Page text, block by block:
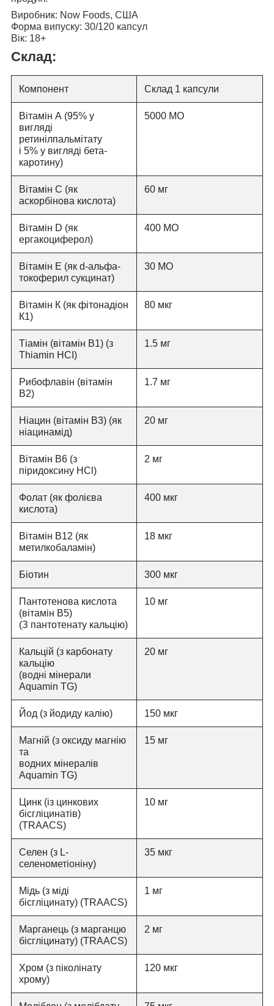
Виробник: Now Foods, США
Форма випуску: 30/120 капсул
Вік: 18+
Склад:
Компонент Склад 1 капсули
Вітамін А (95% у
вигляді
ретинілпальмітату
і 5% у вигляді бета-
каротину)
5000 МО
Вітамін С (як
аскорбінова кислота)
60 мг
Вітамін D (як
ергакоциферол)
400 МО
Вітамін Е (як d-альфа-
токоферил сукцинат)
30 МО
Вітамін К (як фітонадіон
К1)
80 мкг
Тіамін (вітамін B1) (з
Thiamin HCI)
1.5 мг
Рибофлавін (вітамін
B2)
1.7 мг
Ніацин (вітамін B3) (як
ніацинамід)
20 мг
Вітамін B6 (з
піридоксину HCl)
2 мг
Фолат (як фолієва
кислота)
400 мкг
Вітамін В12 (як
метилкобаламін)
18 мкг
Біотин 300 мкг
Пантотенова кислота
(вітамін B5)
(З пантотенату кальцію)
10 мг
Кальцій (з карбонату
кальцію
(водні мінерали
Aquamin TG)
20 мг
Йод (з йодиду калію) 150 мкг
Магній (з оксиду магнію
та
водних мінералів
Aquamin TG)
15 мг
Цинк (із цинкових
бісгліцинатів)
(TRAACS)
10 мг
Селен (з L-
селенометіоніну)
35 мкг
Мідь (з міді
бісгліцинату) (TRAACS)
1 мг
Марганець (з марганцю
бісгліцинату) (TRAACS)
2 мг
Хром (з піколінату
хрому)
120 мкг